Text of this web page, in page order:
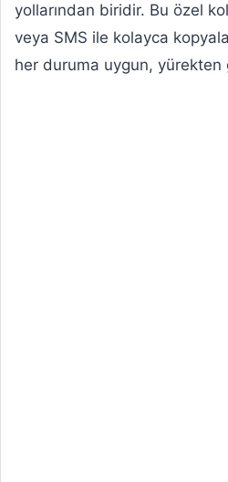
yollarından biridir. Bu özel
veya SMS ile kolayca
her duruma uygun,